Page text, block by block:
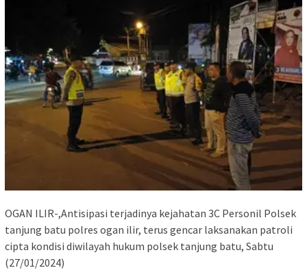
OGAN ILIR-,Antisipasi terjadinya kejahatan 3C Personil Polsek
tanjung batu polres ogan ilir, terus gencar laksanakan patroli
cipta kondisi diwilayah hukum polsek tanjung batu, Sabtu
(27/01/2024)